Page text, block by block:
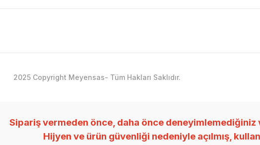
2025 Copyright Meyensas- Tüm Hakları Saklıdır.
Sipariş vermeden önce, daha önce
Hijyen ve ürün güvenliği nedeniyle açılmış,